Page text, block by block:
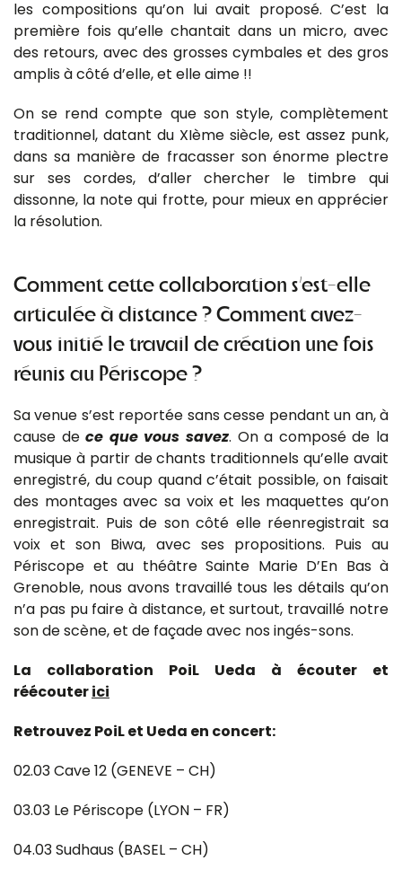
les compositions qu’on lui avait proposé. C’est la
première fois qu’elle chantait dans un micro, avec
des retours, avec des grosses cymbales et des gros
amplis à côté d’elle, et elle aime !!
On se rend compte que son style, complètement
traditionnel, datant du XIème siècle, est assez punk,
dans sa manière de fracasser son énorme plectre
sur ses cordes, d’aller chercher le timbre qui
dissonne, la note qui frotte, pour mieux en apprécier
la résolution.
Comment cette collaboration s’est-elle
articulée à distance ? Comment avez-
vous initié le travail de création une fois
réunis au Périscope ?
Sa venue s’est reportée sans cesse pendant un an, à
cause dece que vous savez. On a composé de la
musique à partir de chants traditionnels qu’elle avait
enregistré, du coup quand c’était possible, on faisait
des montages avec sa voix et les maquettes qu’on
enregistrait. Puis de son côté elle réenregistrait sa
voix et son Biwa, avec ses propositions. Puis au
Périscope et au théâtre Sainte Marie D’En Bas à
Grenoble, nous avons travaillé tous les détails qu’on
n’a pas pu faire à distance, et surtout, travaillé notre
son de scène, et de façade avec nos ingés-sons.
La collaboration PoiL Ueda à écouter et
réécouterici
Retrouvez PoiL et Ueda en concert:
02.03 Cave 12 (GENEVE – CH)
03.03 Le Périscope (LYON – FR)
04.03 Sudhaus (BASEL – CH)